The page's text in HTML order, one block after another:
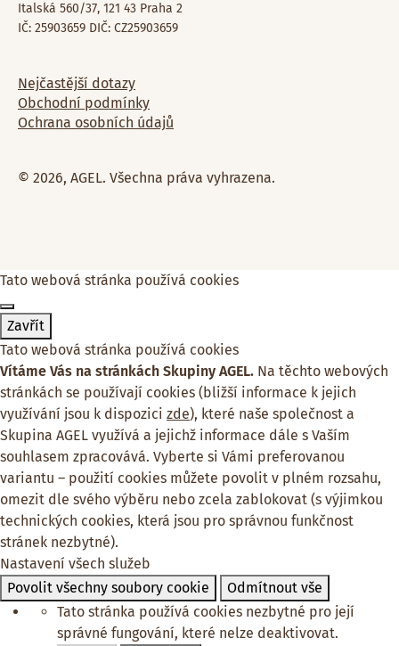
Italská 560/37, 121 43 Praha 2
IČ: 25903659 DIČ: CZ25903659
© 2026, AGEL. Všechna práva vyhrazena.
Nejčastější dotazy
Obchodní podmínky
Ochrana osobních údajů
Tato webová stránka používá cookies
Zavřít
Tato webová stránka používá cookies
Vítáme Vás na stránkách Skupiny AGEL. Na těchto webových
stránkách se používají cookies (bližší informace k jejich
využívání jsou k dispozici zde), které naše společnost a
Skupina AGEL využívá a jejichž informace dále s Vaším
souhlasem zpracovává. Vyberte si Vámi preferovanou
variantu – použití cookies můžete povolit v plném rozsahu,
omezit dle svého výběru nebo zcela zablokovat (s výjimkou
technických cookies, která jsou pro správnou funkčnost
stránek nezbytné).
Nastavení všech služeb
Povolit všechny soubory cookie
Odmítnout vše
Tato stránka používá cookies nezbytné pro její
správné fungování, které nelze deaktivovat.